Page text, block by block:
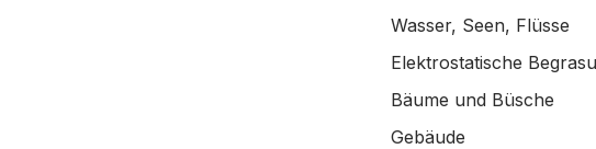
Wasser, Seen, Flüsse
Elektrostatische
Bäume und Büsche
Gebäude